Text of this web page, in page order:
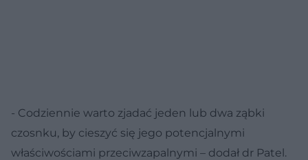
- Codziennie warto zjadać jeden lub dwa ząbki
czosnku, by cieszyć się jego potencjalnymi
właściwościami przeciwzapalnymi – dodał dr Patel.